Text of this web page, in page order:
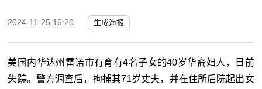
2024-11-25 16:20 生成海报
美国内华达州雷诺市有育有4名子女的40岁华裔妇人，日前
失踪。警方调查后，拘捕其71岁丈夫，并在住所后院起出女